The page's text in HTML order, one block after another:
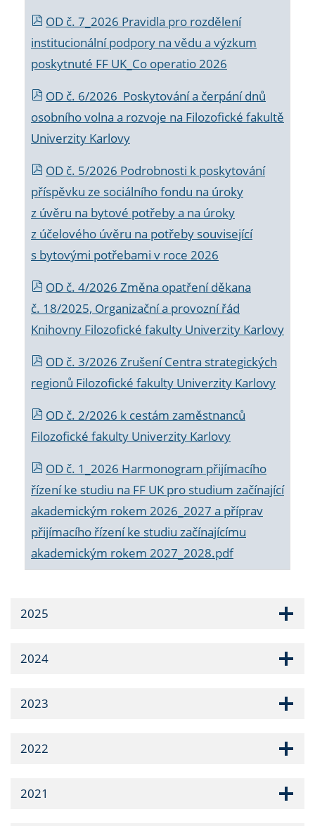
OD č. 7_2026 Pravidla pro rozdělení
institucionální podpory na vědu a výzkum
poskytnuté FF UK_Co operatio 2026
OD č. 6/2026 Poskytování a čerpání dnů
osobního volna a rozvoje na Filozofické fakultě
Univerzity Karlovy
OD č. 5/2026 Podrobnosti k poskytování
příspěvku ze sociálního fondu na úroky
z úvěru na bytové potřeby a na úroky
z účelového úvěru na potřeby související
s bytovými potřebami v roce 2026
OD č. 4/2026 Změna opatření děkana
č. 18/2025, Organizační a provozní řád
Knihovny Filozofické fakulty Univerzity Karlovy
OD č. 3/2026 Zrušení Centra strategických
regionů Filozofické fakulty Univerzity Karlovy
OD č. 2/2026 k cestám zaměstnanců
Filozofické fakulty Univerzity Karlovy
OD č. 1_2026 Harmonogram přijímacího
řízení ke studiu na FF UK pro studium začínající
akademickým rokem 2026_2027 a příprav
přijímacího řízení ke studiu začínajícímu
akademickým rokem 2027_2028.pdf
2025
2024
2023
2022
2021